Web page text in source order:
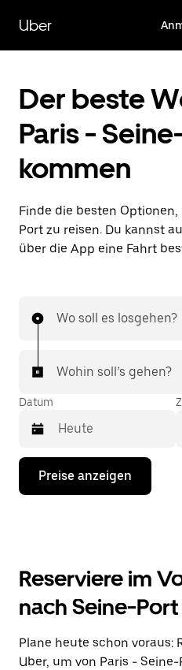
zum
Hauptinhalt
Uber
Der beste
Paris -
kommen
Finde die besten
Port zu reisen. Du kannst
über die App eine Fahrt
Wo soll es losgehen?
Wohin soll’s gehen?
Datum
Drücke
Nach-
Kalender
interagieren
ein
Datum
auszuwählen.
Preise anzeigen
Reserviere im
nach Seine-Port
Plane heute schon voraus:
Uber, um von Paris -